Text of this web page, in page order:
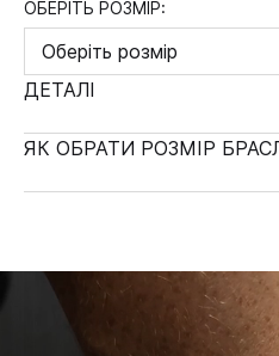
ОБЕРІТЬ РОЗМІР:
Оберіть розмір
ДЕТАЛІ
ЯК ОБРАТИ РОЗМІР